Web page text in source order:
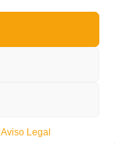
Aviso Legal